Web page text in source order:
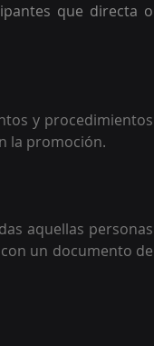
que directa o
y procedimientos
la promoción.
aquellas personas
un documento de